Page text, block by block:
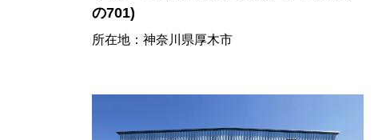
の701)
所在地：神奈川県厚木市